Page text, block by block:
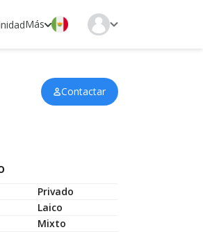
Más
Contactar
Privado
Laico
Mixto